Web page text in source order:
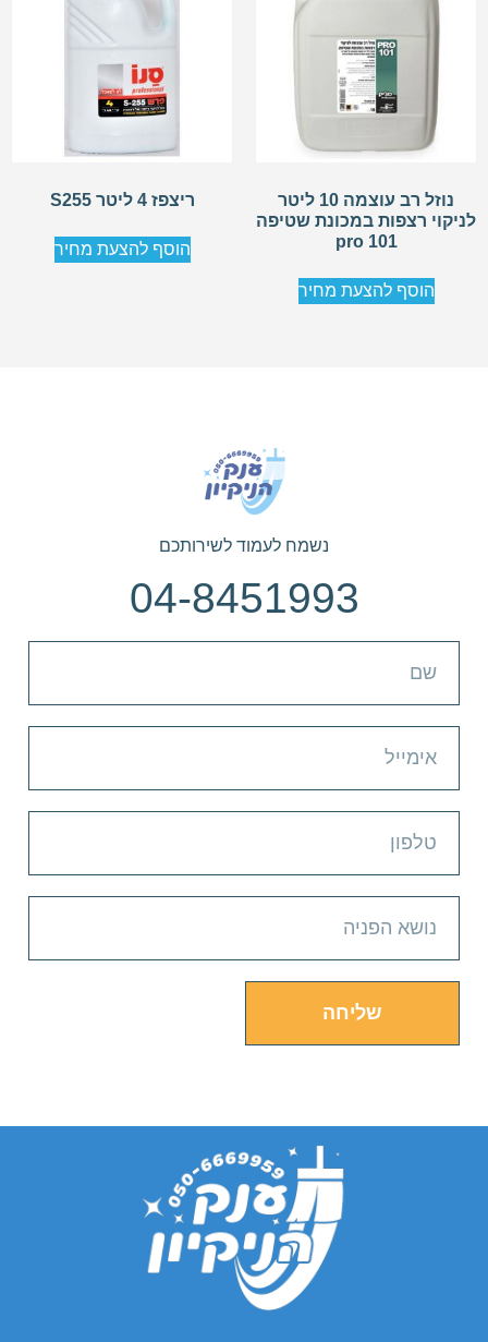
נוזל רב עוצמה 10 ליטר
לניקוי רצפות במכונת שטיפה
pro 101
הוסף להצעת מחיר
ריצפז 4 ליטר S255
הוסף להצעת מחיר
נשמח לעמוד לשירותכם
04-8451993
שליחה